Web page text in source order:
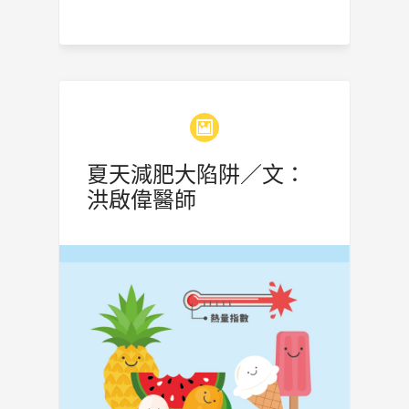
夏天減肥大陷阱／文：
洪啟偉醫師